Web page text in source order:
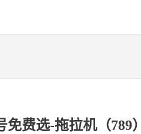
费选-拖拉机（789）